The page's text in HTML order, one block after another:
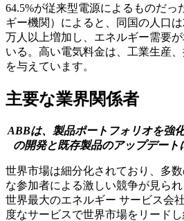
64.5%が従来型電源によるものだっ
ギー機関）によると、同国の人口は
万人以上増加し、エネルギー需要
いる。高い電気料金は、工業生産
を与えています。
主要な業界関係者
ABBは、製品ポートフォリオを強
の開発と既存製品のアップデート
世界市場は細分化されており、多
な参加者による激しい競争が見られ
世界最大のエネルギー サービス会
度なサービスで世界市場をリード